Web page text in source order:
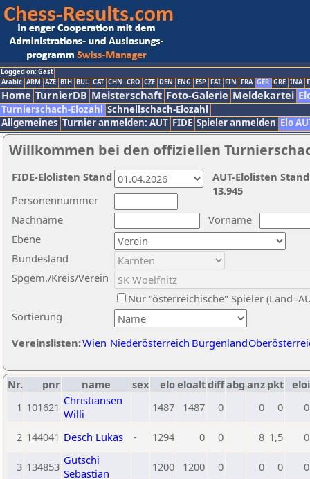
Logged on: Gast
Arabic ARM AZE BIH BUL CAT CHN CRO CZE DEN ENG ESP FAI FIN FRA GER GRE INA
Home TurnierDB Meisterschaft Foto-Galerie Meldekartei
Turnierschach-Elozahl Schnellschach-Elozahl
Allgemeines Turnier anmelden: AUT FIDE Spieler anmelden Elo
Willkommen bei den offiziellen
Nachname
Vorname
Ebene
Sortierung
Personennummer
Bundesland
Spgem./Kreis/Verein
Nur "österreichische" Spieler
Vereinslisten:Wien Niederösterreich Burgenland
AUT-Elolisten
13.945
FIDE-Elolisten Stand
Nr. pnr name sex eloeloaltdiffabg anz pkt eloi
1 101621 Christiansen
Willi
1487 1487 0 0 0 0
2 144041 Desch Lukas - 1294 0 0 8 1,5 0
3 134853 Gutschi
Sebastian
1200 1200 0 0 0 0